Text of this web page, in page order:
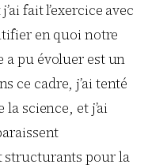
fait l’exercice avec
en quoi notre
a pu évoluer est un
ce cadre, j’ai tenté
la science, et j’ai
structurants pour la